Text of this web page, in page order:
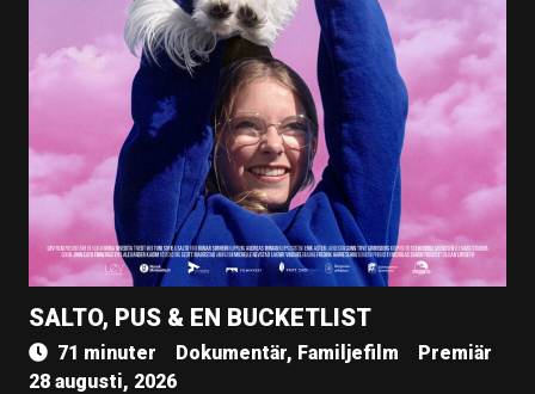
SALTO, PUS & EN BUCKETLIST
71 minuter Dokumentär, Familjefilm
Premiär
28 augusti, 2026